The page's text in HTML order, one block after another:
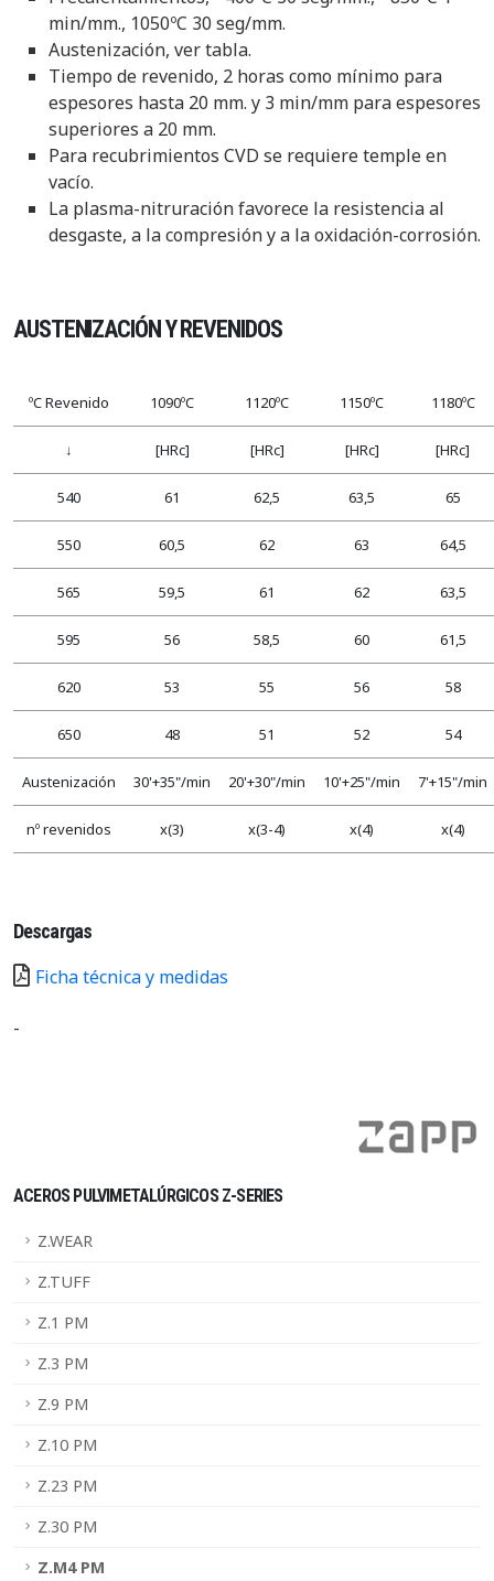
ACEROS PULVIMETALÚRGICOS Z-SERIES
Z.WEAR
Z.TUFF
Z.1 PM
Z.3 PM
Z.9 PM
Z.10 PM
Z.23 PM
Z.30 PM
Z.M4 PM
min/mm., 1050ºC 30 seg/mm.
Austenización, ver tabla.
Tiempo de revenido, 2 horas como mínimo para
espesores hasta 20 mm. y 3 min/mm para espesores
superiores a 20 mm.
Para recubrimientos CVD se requiere temple en
vacío.
La plasma-nitruración favorece la resistencia al
desgaste, a la compresión y a la oxidación-corrosión.
AUSTENIZACIÓN Y REVENIDOS
ºC Revenido 1090ºC 1120ºC 1150ºC 1180ºC
↓ [HRc] [HRc] [HRc] [HRc]
540 61 62,5 63,5 65
550 60,5 62 63 64,5
565 59,5 61 62 63,5
595 56 58,5 60 61,5
620 53 55 56 58
650 48 51 52 54
Austenización 30'+35"/min 20'+30"/min 10'+25"/min 7'+15"/min
nº revenidos x(3) x(3-4) x(4) x(4)
Descargas
Ficha técnica y medidas
-